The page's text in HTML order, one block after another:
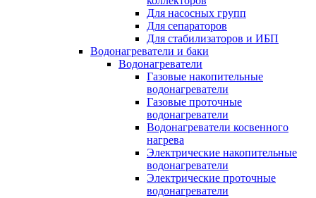
Для насосных групп
Для сепараторов
Для стабилизаторов и ИБП
Водонагреватели и баки
Водонагреватели
Газовые накопительные
водонагреватели
Газовые проточные
водонагреватели
Водонагреватели косвенного
нагрева
Электрические накопительные
водонагреватели
Электрические проточные
водонагреватели